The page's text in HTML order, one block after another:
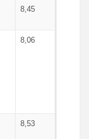
8,45
8,06
8,53